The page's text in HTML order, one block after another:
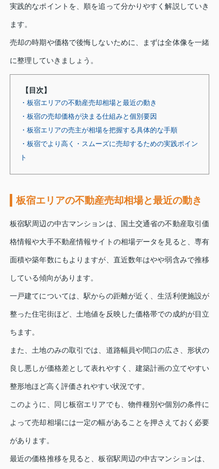
実践的なポイントを、順を追って分かりやすく解説していき
ます。
売却の時期や価格で後悔しないために、まずは全体像を一緒
に整理していきましょう。
【目次】
・板宿エリアの不動産売却相場と最近の動き
・板宿の売却価格が決まる仕組みと個別要因
・板宿エリアの売主が相場を把握する具体的な手順
・板宿でより高く・スムーズに売却するための実践ポイン
ト
板宿エリアの不動産売却相場と最近の動き
板宿駅周辺の中古マンションは、国土交通省の不動産取引価
格情報や大手不動産情報サイトの相場データを見ると、専有
面積や築年数にもよりますが、直近数年はやや弱含みで推移
している傾向があります。
一戸建てについては、駅からの距離が近く、生活利便施設が
整った住宅街ほど、土地値を反映した価格帯での成約が目立
ちます。
また、土地のみの取引では、道路幅員や間口の広さ、形状の
良し悪しが価格差として表れやすく、建築計画の立てやすい
整形地ほど高く評価されやすい状況です。
このように、同じ板宿エリアでも、物件種別や個別の条件に
よって売却相場には一定の幅があることを押さえておく必要
があります。
最近の価格推移を見ると、板宿駅周辺の中古マンションは、